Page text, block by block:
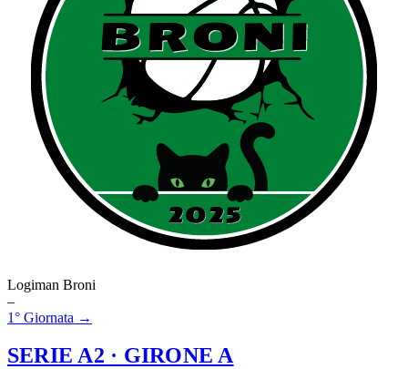
Logiman Broni
–
1° Giornata →
SERIE A2 · GIRONE A